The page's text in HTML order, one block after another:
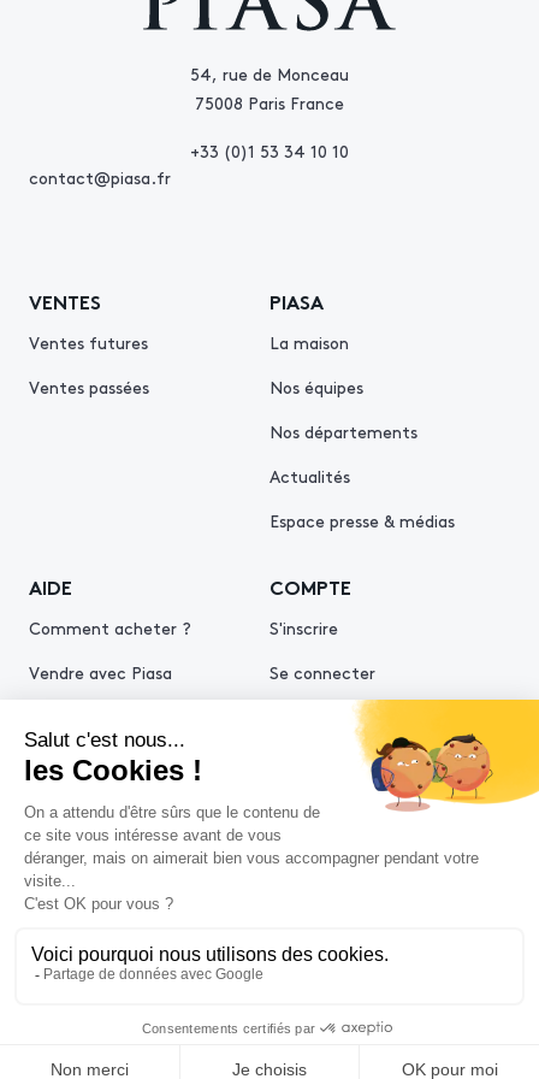
54, rue de Monceau
75008 Paris France
+33 (0)1 53 34 10 10
contact@piasa.fr
VENTES
Ventes futures
Ventes passées
PIASA
La maison
Nos équipes
Nos départements
Actualités
Espace presse & médias
AIDE
Comment acheter ?
Vendre avec Piasa
COMPTE
S'inscrire
Se connecter
Politiques de confidentialitéPolitique cookies
Conditions générales d'utilisation